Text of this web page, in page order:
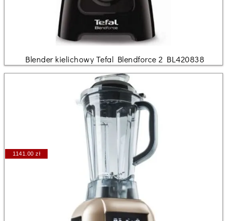
Blender kielichowy Tefal Blendforce 2 BL420838
1141.00 zł